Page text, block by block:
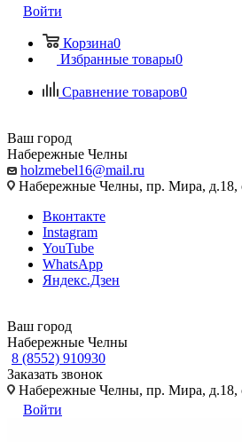
Войти
Корзина0
Избранные товары0
Сравнение товаров0
Ваш город
Набережные Челны
holzmebel16@mail.ru
Набережные Челны, пр. Мира, д.18,
Вконтакте
Instagram
YouTube
WhatsApp
Яндекс.Дзен
Ваш город
Набережные Челны
8 (8552) 910930
Заказать звонок
Набережные Челны, пр. Мира, д.18,
Войти